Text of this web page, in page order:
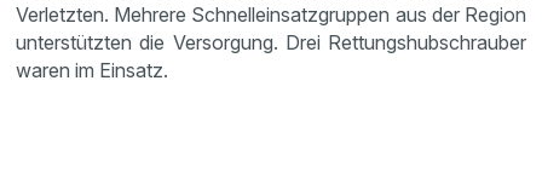
Verletzten. Mehrere Schnelleinsatzgruppen aus der Region
unterstützten die Versorgung. Drei Rettungshubschrauber
waren im Einsatz.